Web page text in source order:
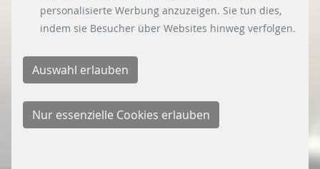
klicken.
personalisierte Werbung anzuzeigen. Sie tun dies,
indem sie Besucher über Websites hinweg verfolgen.